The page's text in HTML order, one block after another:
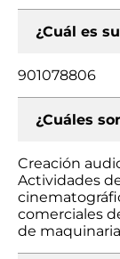
¿Cuál es
901078806
¿Cuáles
Creación
Actividades
comerciales
de